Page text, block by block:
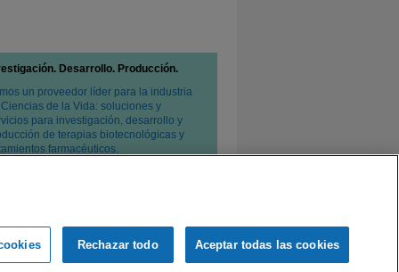
Desarrollo. Producción.
un proveedor líder para la industria
de la Vida: soluciones y
para investigación, desarrollo y
de terapias biotecnológicas y
farmacéuticos.
Condiciones de venta
Rechazar todo Aceptar todas las cookies